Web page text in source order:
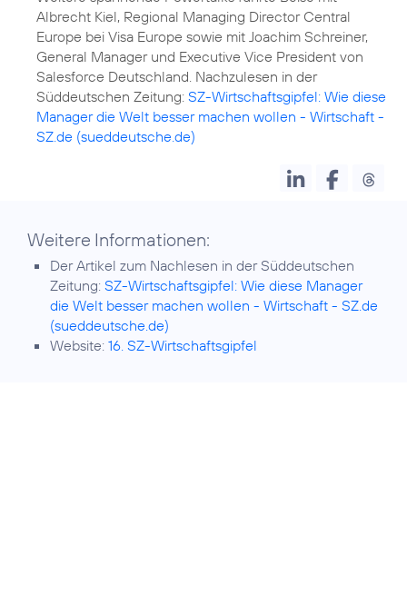
Albrecht Kiel, Regional Managing Director Central
Europe bei Visa Europe sowie mit Joachim Schreiner,
General Manager und Executive Vice President von
Salesforce Deutschland. Nachzulesen in der
Süddeutschen Zeitung: SZ-Wirtschaftsgipfel: Wie diese
Manager die Welt besser machen wollen - Wirtschaft -
SZ.de (sueddeutsche.de)
Weitere Informationen:
Der Artikel zum Nachlesen in der Süddeutschen
Zeitung: SZ-Wirtschaftsgipfel: Wie diese Manager
die Welt besser machen wollen - Wirtschaft - SZ.de
(sueddeutsche.de)
Website: 16. SZ-Wirtschaftsgipfel